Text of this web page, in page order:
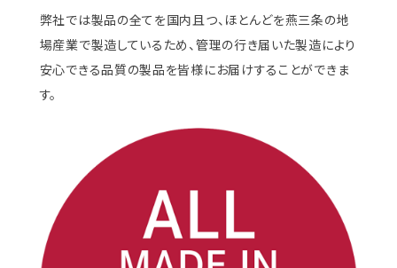
弊社では製品の全てを国内且つ、ほとんどを燕三条の地
場産業で製造しているため、管理の行き届いた製造により
安心できる品質の製品を皆様にお届けすることができま
す。